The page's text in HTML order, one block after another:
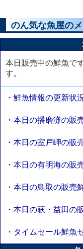
のん気な魚屋の
本日販売中の鮮魚で
す。
・鮮魚情報の更新状
・本日の播磨灘の販
・本日の室戸岬の販
・本日の有明海の販
・本日の鳥取の販売
・本日の萩・益田の
・タイムセール鮮魚